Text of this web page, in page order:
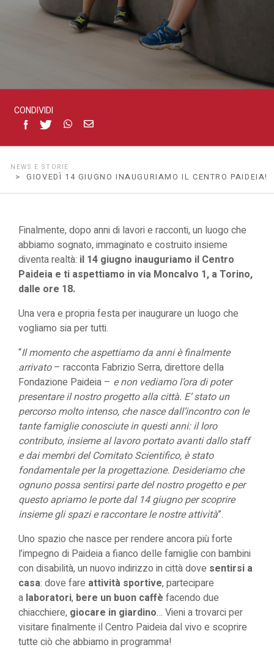
CONDIVIDI
NEWS E STORIE
> GIOVEDÌ 14 GIUGNO INAUGURIAMO IL CENTRO PAIDEIA!
Finalmente, dopo anni di lavori e racconti, un luogo che
abbiamo sognato, immaginato e costruito insieme
diventa realtà: il 14 giugno inauguriamo il Centro
Paideia e ti aspettiamo in via Moncalvo 1, a Torino,
dalle ore 18.
Una vera e propria festa per inaugurare un luogo che
vogliamo sia per tutti.
“Il momento che aspettiamo da anni è finalmente
arrivato– racconta Fabrizio Serra, direttore della
Fondazione Paideia – e non vediamo l’ora di poter
presentare il nostro progetto alla città. E’ stato un
percorso molto intenso, che nasce dall’incontro con le
tante famiglie conosciute in questi anni: il loro
contributo, insieme al lavoro portato avanti dallo staff
e dai membri del Comitato Scientifico, è stato
fondamentale per la progettazione. Desideriamo che
ognuno possa sentirsi parte del nostro progetto e per
questo apriamo le porte dal 14 giugno per scoprire
insieme gli spazi e raccontare le nostre attività”.
Uno spazio che nasce per rendere ancora più forte
l’impegno di Paideia a fianco delle famiglie con bambini
con disabilità, un nuovo indirizzo in città dove sentirsi a
casa: dove fare attività sportive, partecipare
a laboratori, bere un buon caffè facendo due
chiacchiere, giocare in giardino… Vieni a trovarci per
visitare finalmente il Centro Paideia dal vivo e scoprire
tutte ciò che abbiamo in programma!